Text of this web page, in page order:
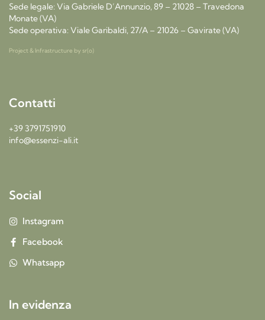
Sede legale: Via Gabriele D’Annunzio, 89 – 21028 – Travedona
Monate (VA)
Sede operativa: Viale Garibaldi, 27/A – 21026 – Gavirate (VA)
Project & Infrastructure by sr(o)
Contatti
+39 3791751910
info@essenzi-ali.it
Social
Instagram
Facebook
Whatsapp
In evidenza